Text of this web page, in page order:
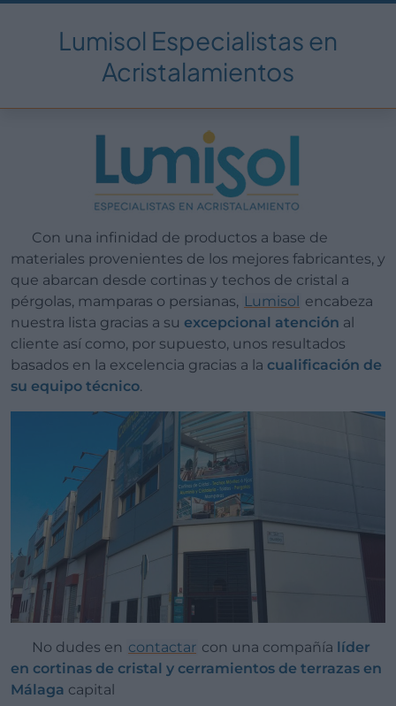
Lumisol Especialistas en
Acristalamientos
Con una infinidad de productos a base de
materiales provenientes de los mejores fabricantes, y
que abarcan desde cortinas y techos de cristal a
pérgolas, mamparas o persianas, Lumisol
encabeza
nuestra lista gracias a su excepcional atención al
cliente así como, por supuesto, unos resultados
basados en la excelencia gracias a la cualificación de
su equipo técnico.
No dudes en contactar con una compañía líder
en cortinas de cristal y cerramientos de terrazas en
Málaga capital